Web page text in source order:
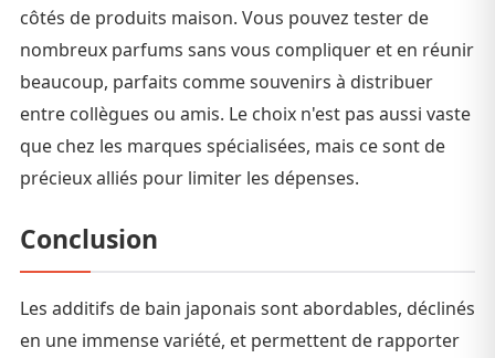
côtés de produits maison. Vous pouvez tester de
nombreux parfums sans vous compliquer et en réunir
beaucoup, parfaits comme souvenirs à distribuer
entre collègues ou amis. Le choix n'est pas aussi vaste
que chez les marques spécialisées, mais ce sont de
précieux alliés pour limiter les dépenses.
Conclusion
Les additifs de bain japonais sont abordables, déclinés
en une immense variété, et permettent de rapporter